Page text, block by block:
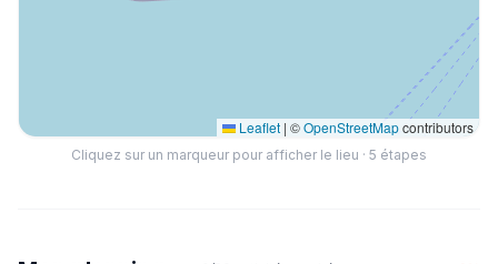
Leaflet | ©OpenStreetMapcontributors
Cliquez sur un marqueur pour afficher le lieu · 5 étapes